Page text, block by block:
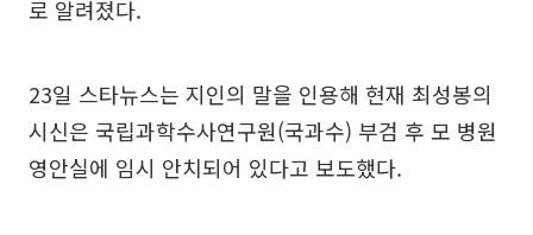
로 알려졌다.
23일 스타뉴스는 지인의 말을 인용해 현재 최성봉의
시신은 국립과학수사연구원(국과수) 부검 후 모 병원
영안실에 임시 안치되어 있다고 보도했다.